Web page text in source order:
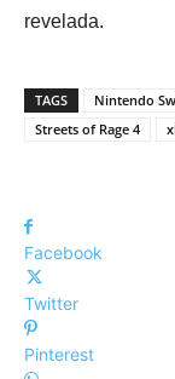
revelada.
TAGS Nintendo
Streets of Rage 4
Facebook
Twitter
Pinterest